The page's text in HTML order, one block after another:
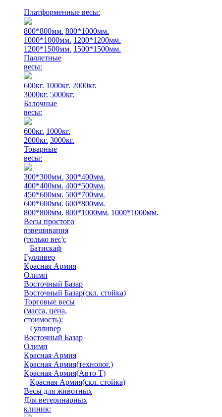
Платформенные весы:
800*800мм. 800*1000мм.
1000*1000мм. 1200*1200мм.
1200*1500мм. 1500*1500мм.
Паллетные
весы:
600кг. 1000кг. 2000кг.
3000кг. 5000кг.
Балочные
весы:
600кг. 1000кг.
2000кг. 3000кг.
Товарные
весы:
300*300мм. 300*400мм.
400*400мм. 400*500мм.
450*600мм. 500*700мм.
600*600мм. 600*800мм.
800*800мм. 800*1000мм. 1000*1000мм.
Весы простого
взвешивания
(только вес):
Батискаф
Гулливер
Красная Армия
Олимп
Восточный Базар
Восточный Базар(скл. стойка)
Торговые весы
(масса, цена,
стоимость):
Гулливер
Восточный Базар
Олимп
Красная Армия
Красная Армия(технолог.)
Красная Армия(Авто Т)
Красная Армия(скл. стойка)
Весы для животных
Для ветеринарных
клиник: